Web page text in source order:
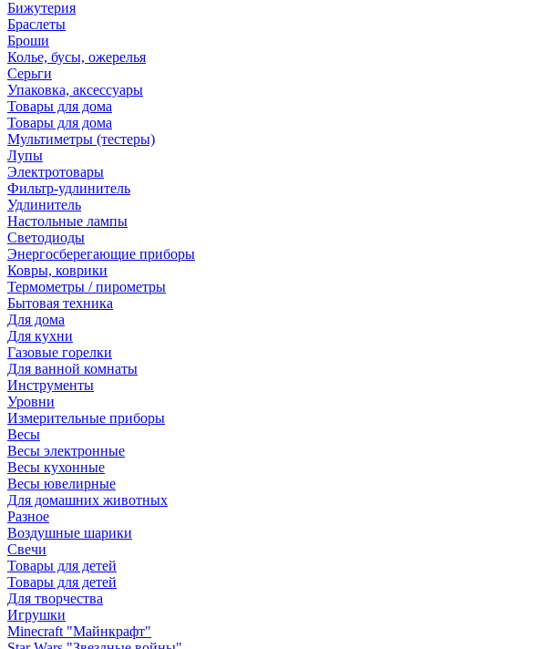
Бижутерия
Браслеты
Броши
Колье, бусы, ожерелья
Серьги
Упаковка, аксессуары
Товары для дома
Товары для дома
Мультиметры (тестеры)
Лупы
Электротовары
Фильтр-удлинитель
Удлинитель
Настольные лампы
Светодиоды
Энергосберегающие приборы
Ковры, коврики
Термометры / пирометры
Бытовая техника
Для дома
Для кухни
Газовые горелки
Для ванной комнаты
Инструменты
Уровни
Измерительные приборы
Весы
Весы электронные
Весы кухонные
Весы ювелирные
Для домашних животных
Разное
Воздушные шарики
Свечи
Товары для детей
Товары для детей
Для творчества
Игрушки
Minecraft "Майнкрафт"